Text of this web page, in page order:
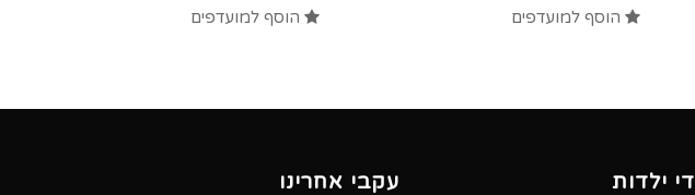
הוסף למועדפים הוסף למועדפים
ילדות עקבי אחרינו